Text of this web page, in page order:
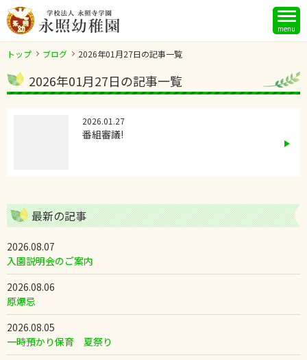
menu
トップ ブログ 2026年01月27日の記事一覧
2026年01月27日の記事一覧
2026.01.27
番組審議!
最新の記事
2026.08.07
入園説明会のご案内
2026.08.06
原爆忌
2026.08.05
一時預かり保育 夏祭り